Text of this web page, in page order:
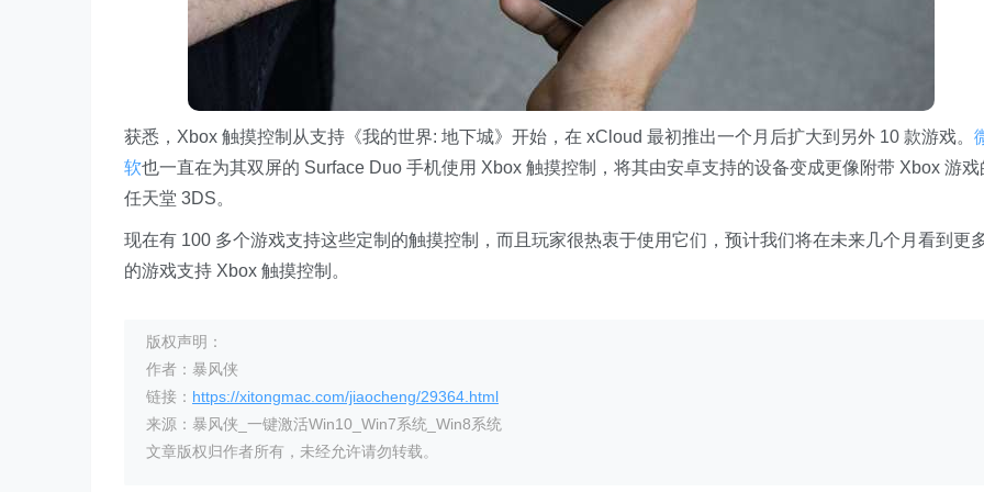
获悉，Xbox 触摸控制从支持《我的世界: 地下城》开始，在 xCloud 最初推出一个月后扩大到另外 10 款游戏。
软也一直在为其双屏的 Surface Duo 手机使用 Xbox 触摸控制，将其由安卓支持的设备变成更像附带 Xbox 游戏
任天堂 3DS。
现在有 100 多个游戏支持这些定制的触摸控制，而且玩家很热衷于使用它们，预计我们将在未来几个月看到更
的游戏支持 Xbox 触摸控制。
版权声明：
作者：暴风侠
链接： https://xitongmac.com/jiaocheng/29364.html
来源：暴风侠_一键激活Win10_Win7系统_Win8系统
文章版权归作者所有，未经允许请勿转载。